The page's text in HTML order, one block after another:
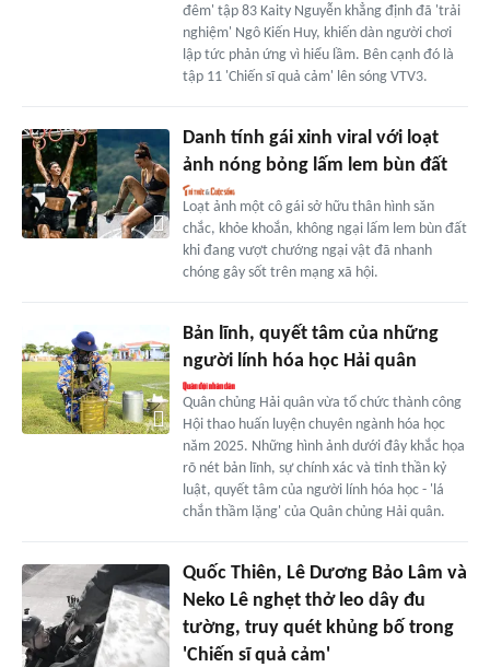
đêm' tập 83 Kaity Nguyễn khẳng định đã 'trải
nghiệm' Ngô Kiến Huy, khiến dàn người chơi
lập tức phản ứng vì hiểu lầm. Bên cạnh đó là
tập 11 'Chiến sĩ quả cảm' lên sóng VTV3.
Danh tính gái xinh viral với loạt
ảnh nóng bỏng lấm lem bùn đất
Loạt ảnh một cô gái sở hữu thân hình săn
chắc, khỏe khoắn, không ngại lấm lem bùn đất
khi đang vượt chướng ngại vật đã nhanh
chóng gây sốt trên mạng xã hội.
Bản lĩnh, quyết tâm của những
người lính hóa học Hải quân
Quân chủng Hải quân vừa tổ chức thành công
Hội thao huấn luyện chuyên ngành hóa học
năm 2025. Những hình ảnh dưới đây khắc họa
rõ nét bản lĩnh, sự chính xác và tinh thần kỷ
luật, quyết tâm của người lính hóa học - 'lá
chắn thầm lặng' của Quân chủng Hải quân.
Quốc Thiên, Lê Dương Bảo Lâm và
Neko Lê nghẹt thở leo dây đu
tường, truy quét khủng bố trong
'Chiến sĩ quả cảm'